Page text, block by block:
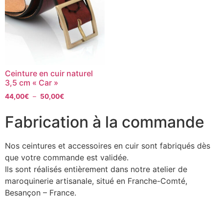
Ceinture en cuir naturel
3,5 cm « Car »
44,00€ – 50,00€
Fabrication à la commande
Nos ceintures et accessoires en cuir sont fabriqués dès
que votre commande est validée.
Ils sont réalisés entièrement dans notre atelier de
maroquinerie artisanale, situé en Franche-Comté,
Besançon – France.